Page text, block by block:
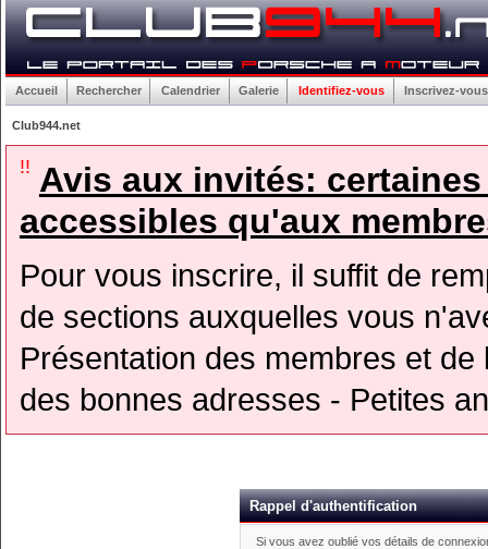
Accueil Rechercher Calendrier Galerie Identifiez-vous Inscrivez-vous
Club944.net
!! Avis aux invités:
accessibles qu'aux
Pour vous inscrire, il suffit de
de sections auxquelles vous
Présentation des membres et
des bonnes adresses - Petites
Rappel d'authentification
Si vous avez oublié vos détails de